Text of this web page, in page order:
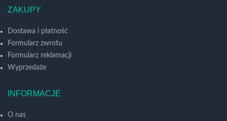
ZAKUPY
Dostawa i płatność
Formularz zwrotu
Formularz reklamacji
Wyprzedaże
INFORMACJE
O nas